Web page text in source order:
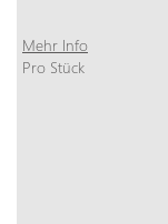
Mehr Info
Pro Stück